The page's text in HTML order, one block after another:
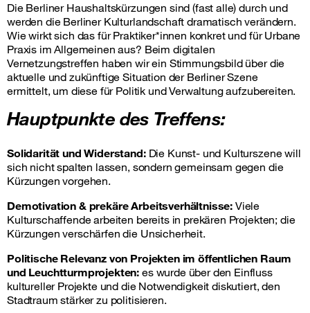
Die Berliner Haushaltskürzungen sind (fast alle) durch und
werden die Berliner Kulturlandschaft dramatisch verändern.
Wie wirkt sich das für Praktiker*innen konkret und für Urbane
Praxis im Allgemeinen aus? Beim digitalen
Vernetzungstreffen haben wir ein Stimmungsbild über die
aktuelle und zukünftige Situation der Berliner Szene
ermittelt, um diese für Politik und Verwaltung aufzubereiten.
Hauptpunkte des Treffens:
Solidarität und Widerstand:Die Kunst- und Kulturszene will
sich nicht spalten lassen, sondern gemeinsam gegen die
Kürzungen vorgehen.
Demotivation & prekäre Arbeitsverhältnisse: Viele
Kulturschaffende arbeiten bereits in prekären Projekten; die
Kürzungen verschärfen die Unsicherheit.
Politische Relevanz von Projekten im öffentlichen Raum
und Leuchtturmprojekten: es wurde über den Einfluss
kultureller Projekte und die Notwendigkeit diskutiert, den
Stadtraum stärker zu politisieren.